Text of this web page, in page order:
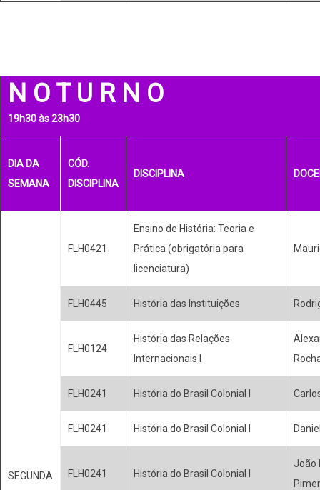
N O T U R N O
19h30 às 23h30
DIA DA
SEMANA
CÓD.
DISCIPLINA
DISCIPLINA
SEGUNDA
FLH0421
Ensino de História: Teoria e
Prática (obrigatória para
licenciatura)
FLH0445 História das Instituições
FLH0124
História das Relações
Internacionais I
FLH0241 História do Brasil Colonial I
FLH0241 História do Brasil Colonial I
FLH0241 História do Brasil Colonial I
João